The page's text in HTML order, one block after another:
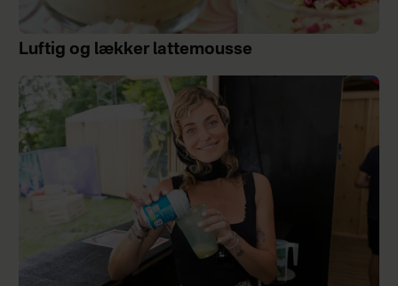
Luftig og lækker lattemousse